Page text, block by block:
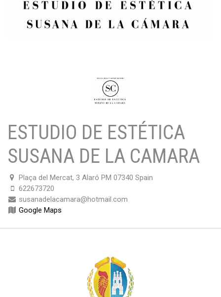
ESTUDIO DE ESTÉTICA
SUSANA DE LA CAMARA
Plaça del Mercat, 3 Alaró PM 07340 Spain
622673720
susanadelacamara@hotmail.com
Google Maps